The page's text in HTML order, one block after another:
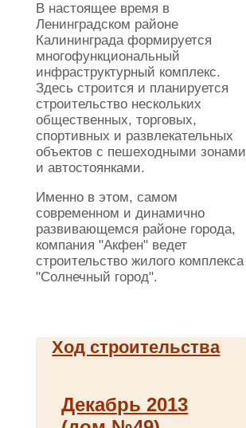
В настоящее время в
Ленинградском районе
Калининграда формируется
многофункциональный
инфраструктурный комплекс.
Здесь строится и планируется
строительство нескольких
общественных, торговых,
спортивных и развлекательных
объектов с пешеходными зонами
и автостоянками.
Именно в этом, самом
современном и динамично
развивающемся районе города,
компания "Акфен" ведет
строительство жилого комплекса
"Солнечный город".
Ход строительства
Декабрь 2013